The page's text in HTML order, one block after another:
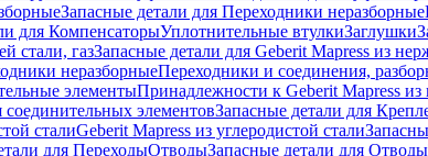
Запасные детали для Переходники неразборные
для КомпенсаторыУплотнительные втулкиЗаглушки
стали, газЗапасные детали для Geberit Mapress из
неразборныеПереходники и соединения,
элементыПринадлежности к Geberit Mapress
элементовЗапасные детали для
сталиGeberit Mapress из углеродистой стали
для ПереходыОтводыЗапасные детали для Отводы